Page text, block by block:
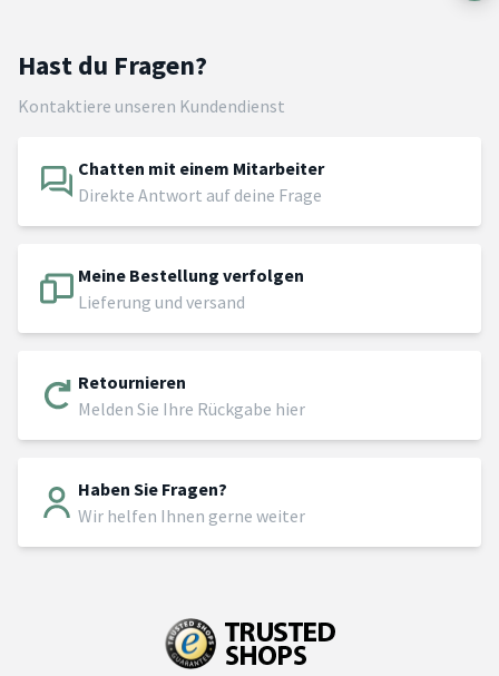
Hast du Fragen?
Kontaktiere unseren Kundendienst
Chatten mit einem Mitarbeiter
Direkte Antwort auf deine Frage
Meine Bestellung verfolgen
Lieferung und versand
Retournieren
Melden Sie Ihre Rückgabe hier
Haben Sie Fragen?
Wir helfen Ihnen gerne weiter